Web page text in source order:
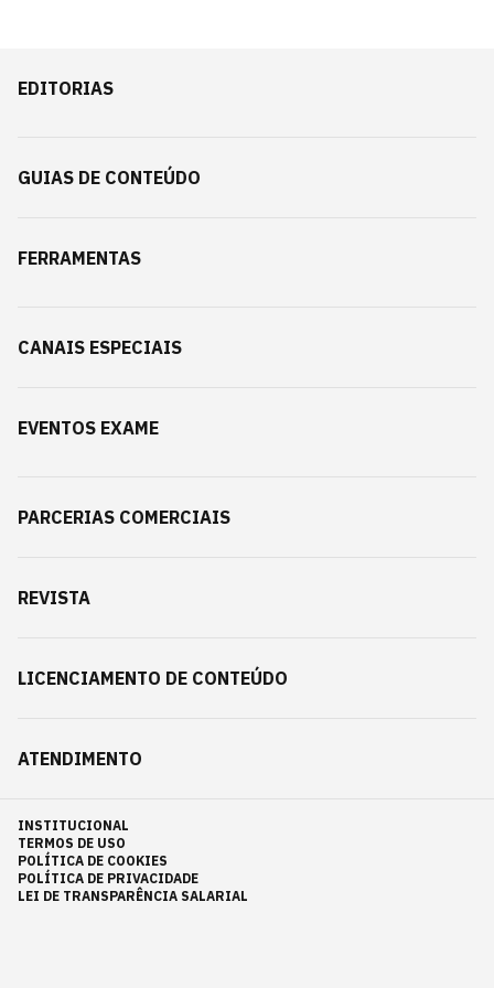
EDITORIAS
GUIAS DE CONTEÚDO
FERRAMENTAS
CANAIS ESPECIAIS
EVENTOS EXAME
PARCERIAS COMERCIAIS
REVISTA
LICENCIAMENTO DE CONTEÚDO
ATENDIMENTO
INSTITUCIONAL
TERMOS DE USO
POLÍTICA DE COOKIES
POLÍTICA DE PRIVACIDADE
LEI DE TRANSPARÊNCIA SALARIAL